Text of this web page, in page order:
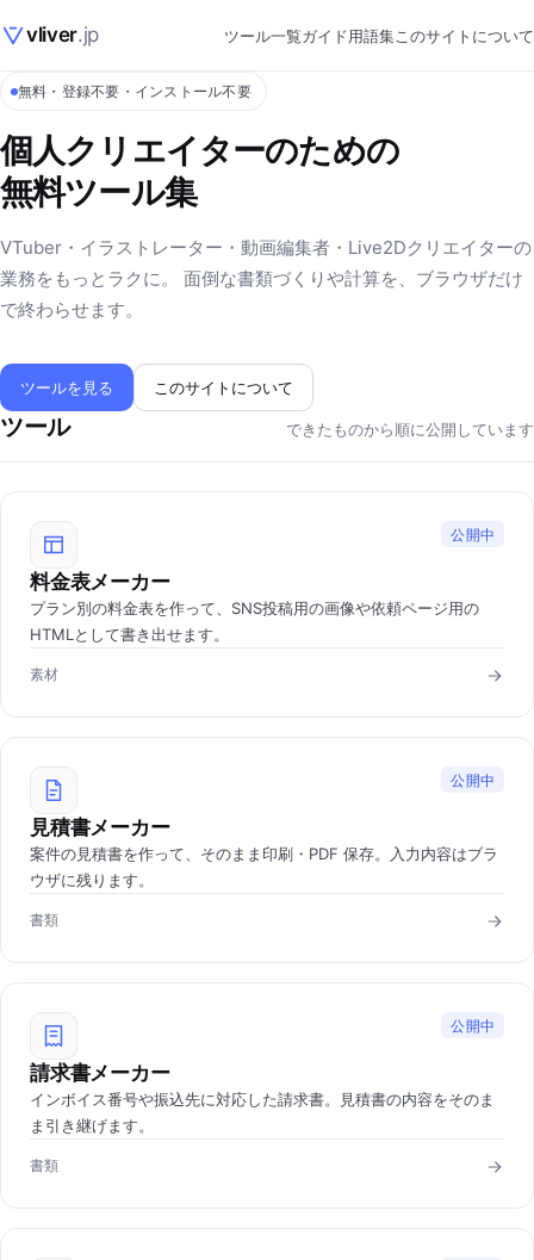
vliver.jp ツール一覧ガイド用語集このサイトについて
無料・登録不要・インストール不要
個人クリエイターのための
無料ツール集
VTuber・イラストレーター・動画編集者・Live2Dクリエイターの
業務をもっとラクに。 面倒な書類づくりや計算を、ブラウザだけ
で終わらせます。
ツールを見る このサイトについて
ツール できたものから順に公開しています
公開中
料金表メーカー
プラン別の料金表を作って、SNS投稿用の画像や依頼ページ用の
HTMLとして書き出せます。
素材
公開中
見積書メーカー
案件の見積書を作って、そのまま印刷・PDF 保存。入力内容はブラ
ウザに残ります。
書類
公開中
請求書メーカー
インボイス番号や振込先に対応した請求書。見積書の内容をそのま
ま引き継げます。
書類